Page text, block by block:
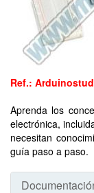
Ref.:
Aprenda los
electrónica,
necesitan
guía paso a paso.